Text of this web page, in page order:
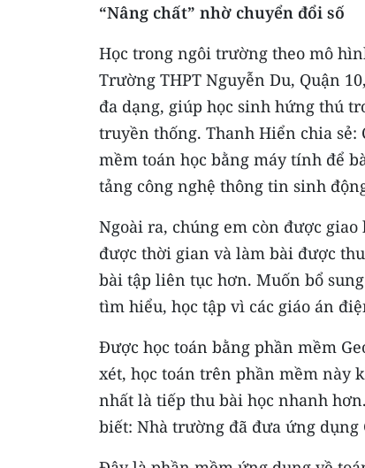
“Nâng chất” nhờ chuyển đổi số
Học trong ngôi trường theo mô
Trường THPT Nguyễn Du, Quận
đa dạng, giúp học sinh hứng thú
truyền thống. Thanh Hiển chia sẻ:
mềm toán học bằng máy tính để
tảng công nghệ thông tin sinh
Ngoài ra, chúng em còn được
được thời gian và làm bài được
bài tập liên tục hơn. Muốn bổ
tìm hiểu, học tập vì các giáo án
Ðược học toán bằng phần mềm
xét, học toán trên phần mềm này
nhất là tiếp thu bài học nhanh
biết: Nhà trường đã đưa ứng dụng